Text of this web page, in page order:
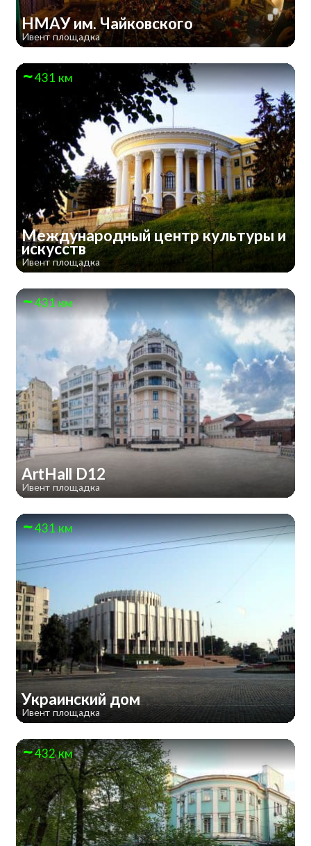
НМАУ им. Чайковского
Ивент площадка
431 км
Международный центр культуры и
искусств
Ивент площадка
431 км
ArtHall D12
Ивент площадка
431 км
Украинский дом
Ивент площадка
432 км